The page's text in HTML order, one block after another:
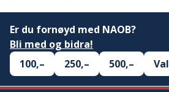
Er du fornøyd med NAOB?
Bli med og bidra!
100,–
250,– 500,–